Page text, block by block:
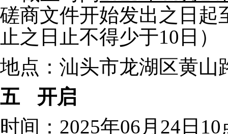
磋商文件开始发出之日起
止之日止不得少于10日）
地点：汕头市龙湖区黄山
五
开启
时间：2025年06月24日